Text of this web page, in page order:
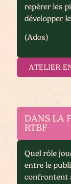
repérer les
développer
(Ados)
ATELIER
DANS LA
RTBF
Quel rôle
entre le
confrontent